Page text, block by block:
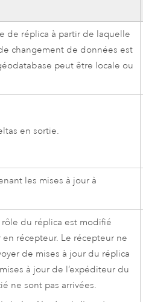
de réplica à partir de laquelle
changement de données est
peut être locale ou
en sortie.
les mises à jour à
du réplica est modifié
en récepteur. Le récepteur ne
de mises à jour du réplica
à jour de l’expéditeur du
ne sont pas arrivées.